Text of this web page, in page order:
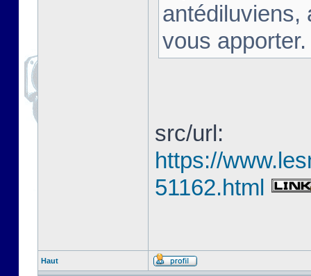
antédiluviens,
vous
src/url:
https://
51162.html
Haut